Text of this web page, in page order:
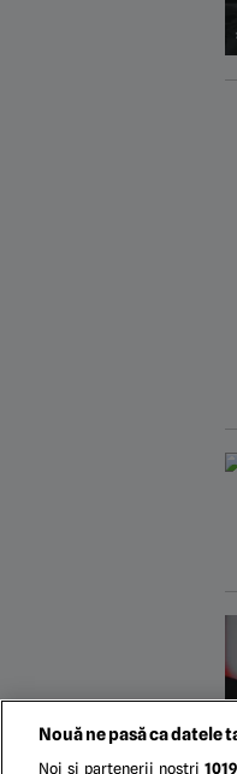
Nouă ne pasă ca datele
Noi și partenerii noștri 1019